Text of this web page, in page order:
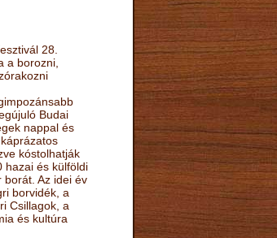
28.
a borozni,
Budai
nappal és
kóstolhatják
hazai és külföldi
borát. Az idei év
borvidék, a
Csillagok, a
és kultúra